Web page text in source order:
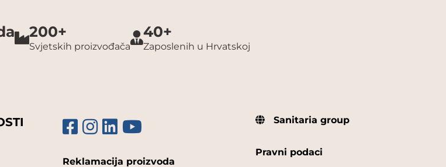
200+
Svjetskih proizvođača
40+
Zaposlenih u Hrvatskoj
Reklamacija proizvoda
Sanitaria group
Pravni podaci